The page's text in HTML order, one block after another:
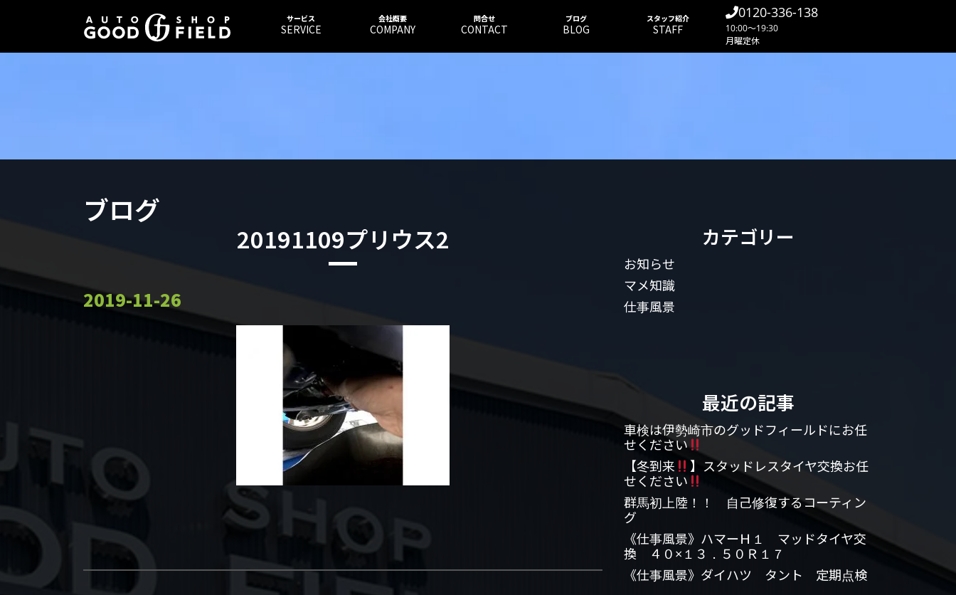
0120-336-138
10:00～19:30
月曜定休
サービス
SERVICE
会社概要
COMPANY
問合せ
CONTACT
ブログ
BLOG
スタッフ紹介
STAFF
ブログ
20191109プリウス2
2019-11-26
カテゴリー
お知らせ
マメ知識
仕事風景
最近の記事
車検は伊勢崎市のグッドフィールドにお任
せください
【冬到来
】スタッドレスタイヤ交換お任
せください
群馬初上陸！！ 自己修復するコーティン
グ
《仕事風景》ハマーＨ１ マッドタイヤ交
換 ４０×１３．５０Ｒ１７
《仕事風景》ダイハツ タント 定期点検